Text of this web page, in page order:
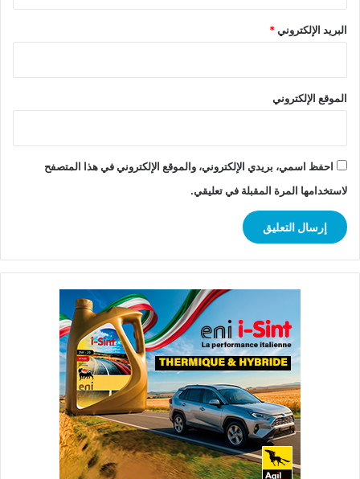
البريد الإلكتروني*
الموقع الإلكتروني
احفظ اسمي، بريدي الإلكتروني، والموقع الإلكتروني في هذا المتصفح
لاستخدامها المرة المقبلة في تعليقي.